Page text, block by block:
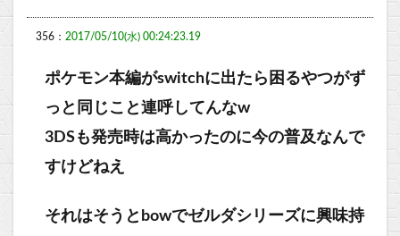
356： 2017/05/10(水) 00:24:23.19
ポケモン本編がswitchに出たら困るやつがず
っと同じこと連呼してんなw
3DSも発売時は高かったのに今の普及なんで
すけどねえ
それはそうとbowでゼルダシリーズに興味持